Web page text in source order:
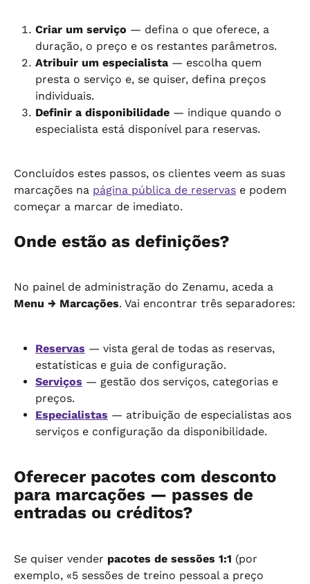
Criar um serviço — defina o que oferece, a
duração, o preço e os restantes parâmetros.
Atribuir um especialista — escolha quem
presta o serviço e, se quiser, defina preços
individuais.
Definir a disponibilidade — indique quando o
especialista está disponível para reservas.
Concluídos estes passos, os clientes veem as suas
marcações na página pública de reservas e podem
começar a marcar de imediato.
Onde estão as definições?
No painel de administração do Zenamu, aceda a
Menu → Marcações. Vai encontrar três separadores:
Reservas — vista geral de todas as reservas,
estatísticas e guia de configuração.
Serviços — gestão dos serviços, categorias e
preços.
Especialistas — atribuição de especialistas aos
serviços e configuração da disponibilidade.
Oferecer pacotes com desconto
para marcações — passes de
entradas ou créditos?
Se quiser vender pacotes de sessões 1:1 (por
exemplo, «5 sessões de treino pessoal a preço